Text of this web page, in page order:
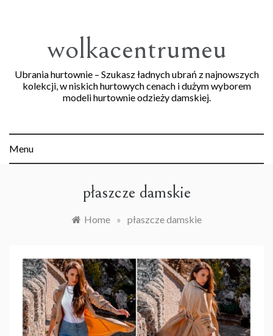
wolkacentrumeu
Ubrania hurtownie – Szukasz ładnych ubrań z najnowszych
kolekcji, w niskich hurtowych cenach i dużym wyborem
modeli hurtownie odzieży damskiej.
Menu
płaszcze damskie
Home » płaszcze damskie